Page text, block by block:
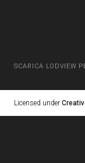
SCARICA LODVIEW
Licensed under